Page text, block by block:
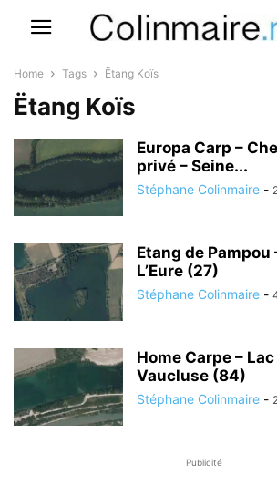
Home Tags Ëtang Koïs
Ëtang Koïs
Europa Carp –
privé – Seine...
Stéphane Colinmaire -
Etang de Pampou
L’Eure (27)
Stéphane Colinmaire -
Home Carpe –
Vaucluse (84)
Stéphane Colinmaire -
Publicité